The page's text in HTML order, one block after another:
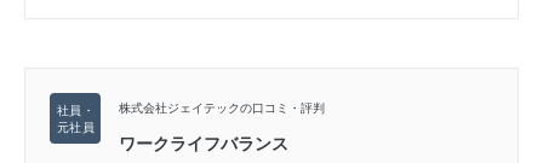
株式会社ジェイテックの口コミ・評判
ワークライフバランス